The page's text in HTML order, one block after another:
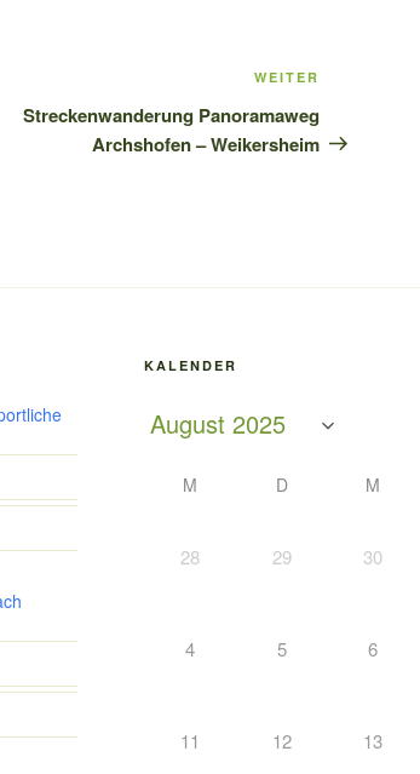
WEITER
Streckenwanderung Panoramaweg
Archshofen – Weikersheim
KALENDER
M D M
28 29 30
4 5 6
11 12 13